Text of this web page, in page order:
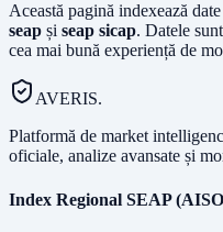
Această pagină indexează
seap și seap sicap. Datele
cea mai bună experiență de
AVERIS.
Platformă de market
oficiale, analize avansate și
Index Regional SEAP